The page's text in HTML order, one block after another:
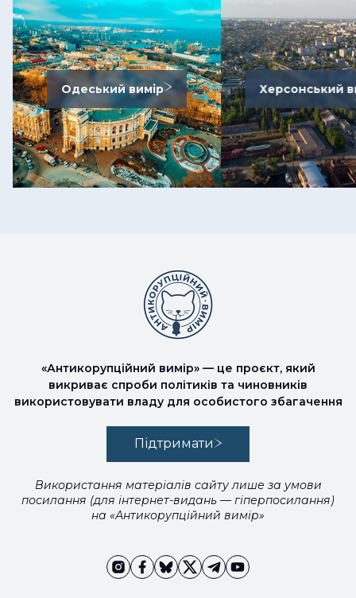
Одеський вимір Херсонський
«Антикорупційний вимір» — це проєкт, який
викриває спроби політиків та чиновників
використовувати владу для особистого збагачення
Підтримати
Використання матеріалів сайту лише за умови
посилання (для інтернет-видань — гіперпосилання)
на «Антикорупційний вимір»